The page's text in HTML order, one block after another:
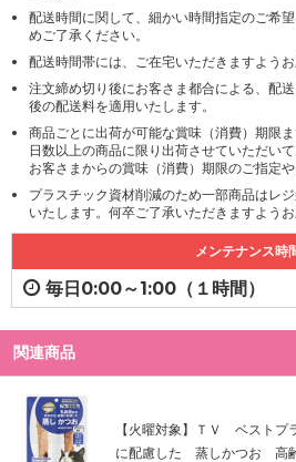
配送時間に関して、細かい時間指定のご希
めご了承ください。
配送時間帯には、ご在宅いただきますようお
注文締め切り後にお客さま都合による、配
後の配送料を適用いたします。
商品ごとに出荷が可能な賞味（消費）期限
日数以上の商品に限り出荷させていただいて
お客さまからの賞味（消費）期限のご指定
プラスチック資材削減のため一部商品はレ
いたします。何卒ご了承いただきますようお
メンテナンス時
毎日0:00～1:00（１時間）
関連商品
【火曜対象】ＴＶ ベスト
に配慮した 蒸しかつお 高